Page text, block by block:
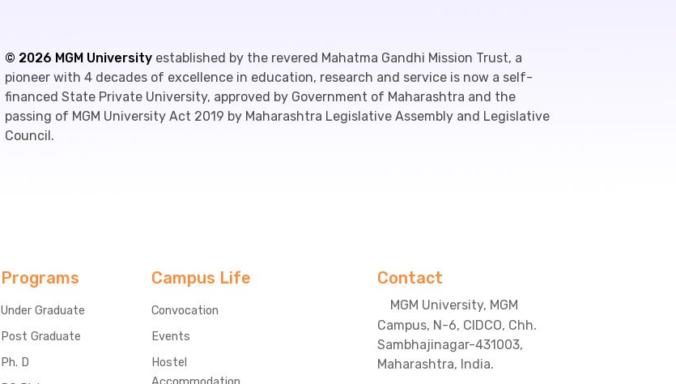
© 2026 MGM University established by the revered Mahatma Gandhi Mission Trust, a
pioneer with 4 decades of excellence in education, research and service is now a self-
financed State Private University, approved by Government of Maharashtra and the
passing of MGM University Act 2019 by Maharashtra Legislative Assembly and Legislative
Council.
Programs
Under Graduate
Post Graduate
Ph. D
Campus Life
Convocation
Events
Hostel
Contact
MGM University, MGM
Campus, N-6, CIDCO, Chh.
Sambhajinagar-431003,
Maharashtra, India.